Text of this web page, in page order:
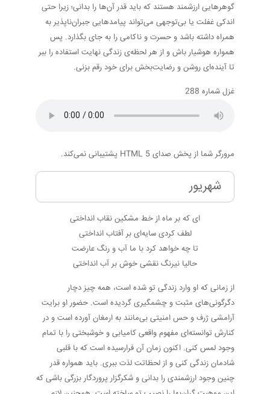
گوهرهایی ارزشمند هستند که باید قدر آن‌ها را بدانی؛ زیرا حتی
اندکی غفلت یا بی‌توجهی می‌تواند پیامدهایی جبران‌ناپذیر به
همراه داشته باشد و حسرت و ناکامی را به جای بگذارد. پس
همواره هوشیار باش و از هر لحظه‌ی زندگی نهایت استفاده را ببر
تا آینده‌ای روشن و رضایت‌بخش برای خود رقم بزنی.
غزل شماره 288
مرورگر شما از پخش صدای HTML 5 پشتیبانی نمی‌کند.
شهریور
ای که بر ماه از خط مشکین نقاب انداختی
لطف کردی سایه‌ای بر آفتاب انداختی
تا چه خواهد کرد با ما آب و رنگ عارضت
حالیا نیرنگ نقشی خوش بر آب انداختی
از زمانی که او وارد زندگی تو شده است، همه چیز دچار
دگرگونی‌های مثبت و چشمگیری گردیده است. حضور او برایت
آرامشی ژرف و حس امنیتی بی‌مانند به ارمغان آورده است و در
کنارش توانسته‌ای مفهوم واقعی کامیابی و خوشبختی را با تمام
وجود لمس کنی. اکنون زمان آن فرارسیده است که با قلبی
شادمان زندگی کنی و از لحظاتت لذت ببری. باید همواره قدر
چنین وجود ارزشمندی را بدانی و شکرگزار پروردگار بزرگی باشی که